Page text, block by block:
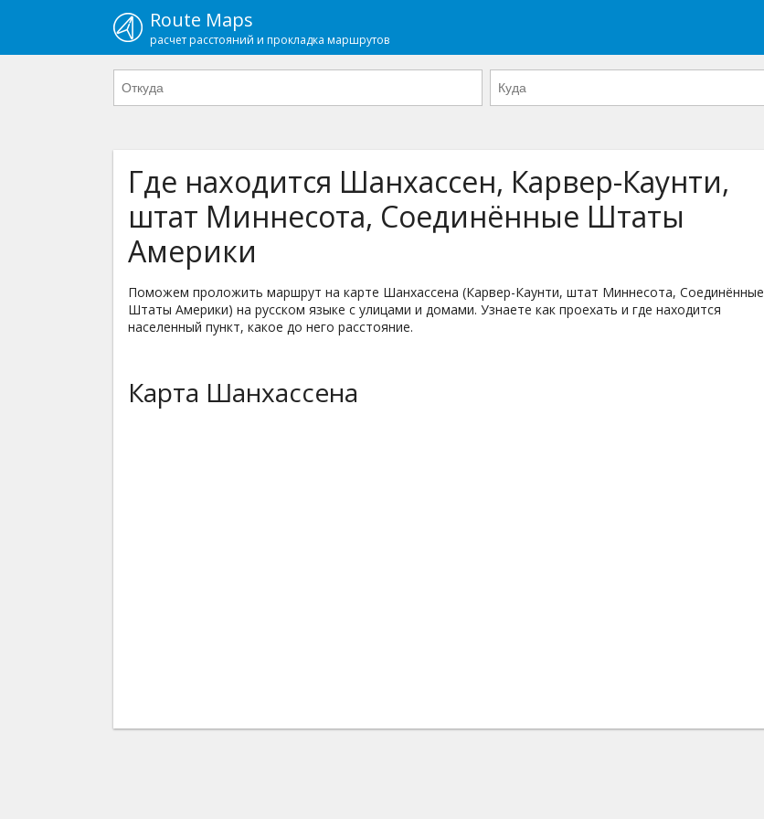
Route Maps
расчет расстояний и прокладка маршрутов
Где находится Шанхассен, Карвер-Каунти,
штат Миннесота, Соединённые Штаты
Америки
Поможем проложить маршрут на карте Шанхассена (Карвер-Каунти, штат Миннесота, Соединённые
Штаты Америки) на русском языке с улицами и домами. Узнаете как проехать и где находится
населенный пункт, какое до него расстояние.
Карта Шанхассена